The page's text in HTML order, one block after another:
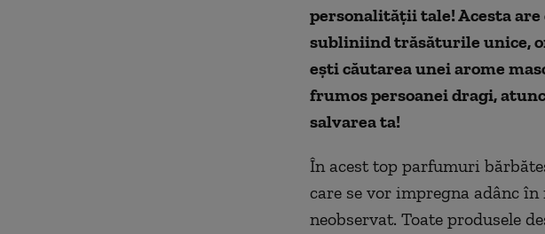
personalității tale! Acesta
subliniind trăsăturile unice,
ești căutarea unei arome
frumos persoanei dragi,
salvarea ta!
În acest top parfumuri
care se vor impregna adânc
neobservat. Toate produsele